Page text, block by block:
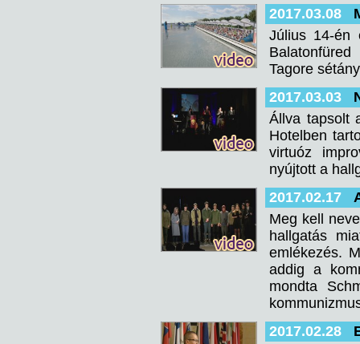
2017.03.08
Július 14-én
Tagore
2017.03.03
Állva tapsolt
Hotelben
virtuóz
nyújtott a
2017.02.17
Meg kell
hallgatás
emlékezés.
addig a
mondta
2017.02.28